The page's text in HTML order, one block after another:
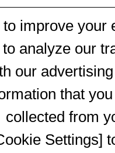
improve your
analyze our
our
that
collected from
Settings]